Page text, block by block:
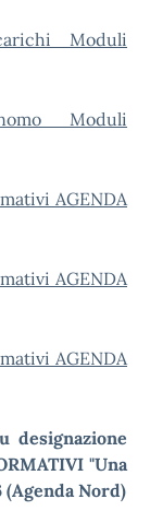
Moduli
Moduli
AGENDA
AGENDA
AGENDA
designazione
"Una
Nord)